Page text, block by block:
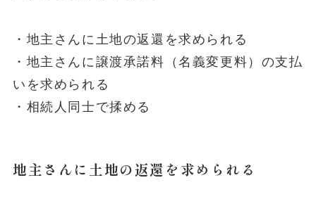
・地主さんに土地の返還を求められる
・地主さんに譲渡承諾料（名義変更料）の支払
いを求められる
・相続人同士で揉める
地主さんに土地の返還を求められる